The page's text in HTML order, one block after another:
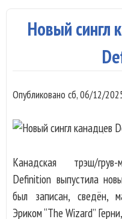
Новый сингл
Опубликовано сб, 06/12/
Канадская трэш/
Definition выпустила
был записан, сведён,
Эриком “The Wizard”